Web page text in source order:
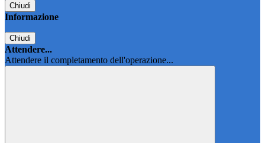
Chiudi
Informazione
Chiudi
Attendere...
Attendere il completamento dell'operazione...